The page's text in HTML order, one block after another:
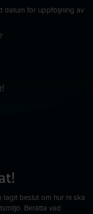
datum för uppföljning av
tagit beslut om hur ni ska
Berätta vad